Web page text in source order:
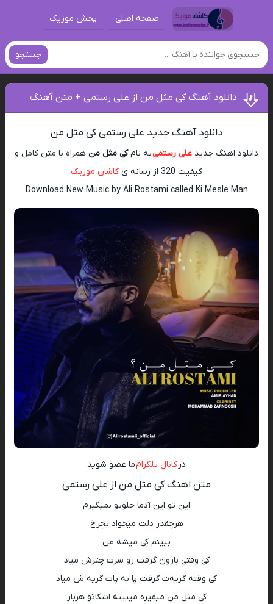
صفحه اصلی پخش موزیک
جستجو
دانلود آهنگ کی مثل من از علی رستمی + متن آهنگ
دانلود آهنگ جدید علی رستمی کی مثل من
دانلود اهنگ جدید علی رستمیبه نامکی مثل من همراه با متن کامل و
کیفیت 320 از رسانه ی
کاشان موزیک
Download New Music by Ali Rostami called Ki Mesle Man
در کانال تلگرامما عضو شوید
متن اهنگ کی مثل من از علی رستمی
این تو این آدما جلوتو نمیگیرم
هرچقدر دلت میخواد بچرخ
ببینم کی میشه من
کی وقتی بارو‌ن گرفت رو سرت چترش میاد
کی وقته گریه‌ت گرفت پا به پات گریه ش میاد
کی مثل من میمیره میبینه اشکاتو هربار